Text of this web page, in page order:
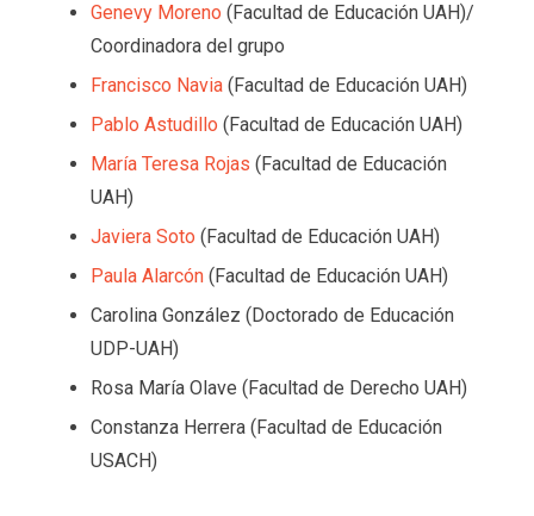
Genevy Moreno (Facultad de Educación UAH)/
Coordinadora del grupo
Francisco Navia(Facultad de Educación UAH)
Pablo Astudillo (Facultad de Educación UAH)
María Teresa Rojas (Facultad de Educación
UAH)
Javiera Soto (Facultad de Educación UAH)
Paula Alarcón(Facultad de Educación UAH)
Carolina González (Doctorado de Educación
UDP-UAH)
Rosa María Olave (Facultad de Derecho UAH)
Constanza Herrera (Facultad de Educación
USACH)